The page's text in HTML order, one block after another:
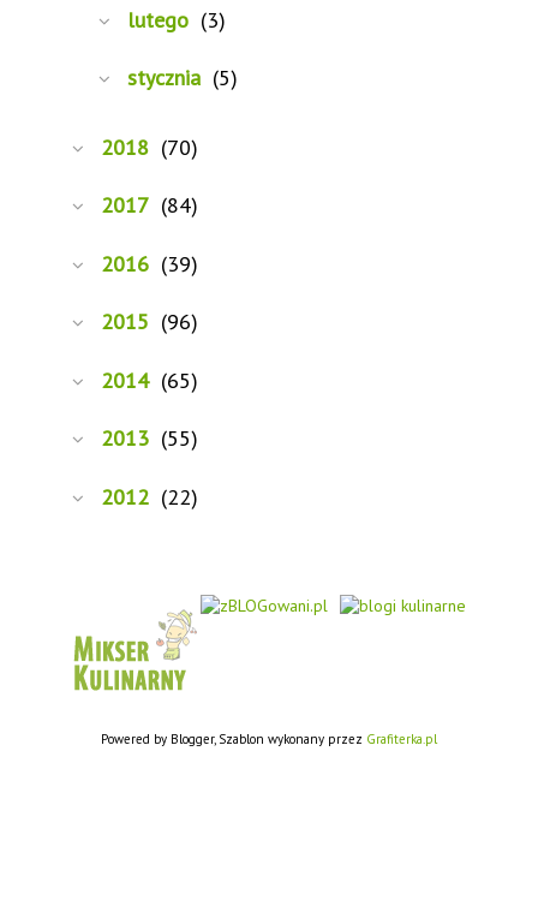
lutego (3)
stycznia (5)
2018 (70)
2017 (84)
2016 (39)
2015 (96)
2014 (65)
2013 (55)
2012 (22)
Powered by Blogger, Szablon wykonany przez Grafiterka.pl